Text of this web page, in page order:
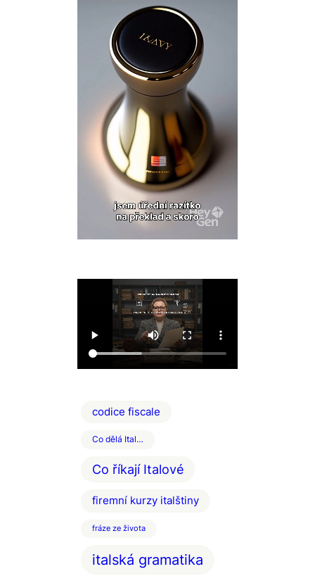
codice fiscale
Co dělá Ital…
Co říkají Italové
firemní kurzy italštiny
fráze ze života
italská gramatika